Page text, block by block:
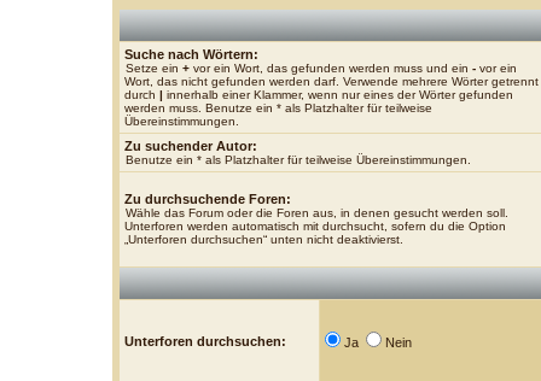
Suche nach Wörtern:
Setze ein + vor ein Wort, das gefunden werden muss und ein - vor ein
Wort, das nicht gefunden werden darf. Verwende mehrere Wörter getrennt
durch | innerhalb einer Klammer, wenn nur eines der Wörter gefunden
werden muss. Benutze ein * als Platzhalter für teilweise
Übereinstimmungen.
Zu suchender Autor:
Benutze ein * als Platzhalter für teilweise Übereinstimmungen.
Zu durchsuchende Foren:
Wähle das Forum oder die Foren aus, in denen gesucht werden soll.
Unterforen werden automatisch mit durchsucht, sofern du die Option
„Unterforen durchsuchen“ unten nicht deaktivierst.
Unterforen durchsuchen: Ja Nein